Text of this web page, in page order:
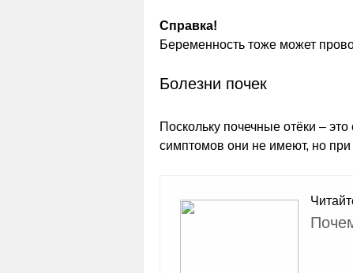
Справка!
Беременность тоже может
Болезни почек
Поскольку почечные отёки –
симптомов они не имеют, но